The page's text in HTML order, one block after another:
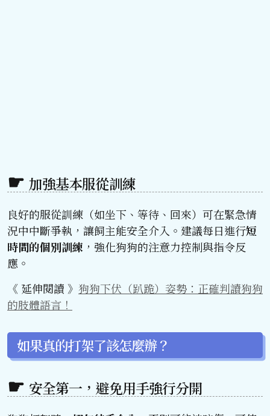
加強基本服從訓練
良好的服從訓練（如坐下、等待、回來）可在緊急情
況中中斷爭執，讓飼主能安全介入。建議每日進行短
時間的個別訓練 ，強化狗狗的注意力控制與指令反
應。
《 延伸閱讀 》 狗狗下伏（趴跪）姿勢：正確判讀狗狗
的肢體語言！
如果真的打架了該怎麼辦？
安全第一，避免用手強行分開